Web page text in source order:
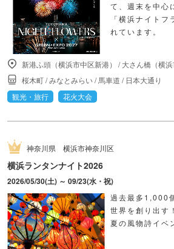
て、週末を中心
「横浜ナイト
れています。
新港ふ頭（横浜市中区新港） /大さん橋（横浜
桜木町/みなとみらい/馬車道 / 日本大通り
観光・旅行
花火大会
神奈川県 横浜市神奈川区
横浜ランタンナイト2026
2026/05/30(土) ～ 09/23(水・祝)
過去最多1,000
世界を創り出す
夏の風物詩イベ